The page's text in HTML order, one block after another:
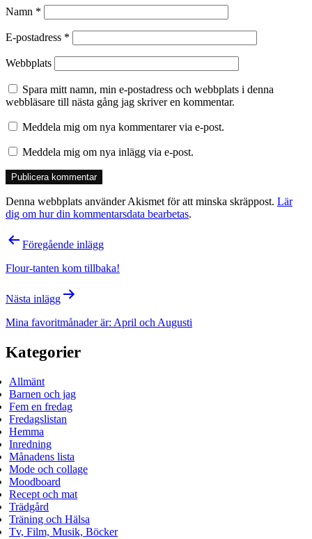
Namn *
E-postadress *
Webbplats
Spara mitt namn, min e-postadress och webbplats i denna
webbläsare till nästa gång jag skriver en kommentar.
Meddela mig om nya kommentarer via e-post.
Meddela mig om nya inlägg via e-post.
Denna webbplats använder Akismet för att minska skräppost. Lär
dig om hur din kommentarsdata bearbetas.
Inläggsnavigering
Föregående inlägg
Flour-tanten kom tillbaka!
Nästa inlägg
Mina favoritmånader är: April och Augusti
Kategorier
Allmänt
Barnen och jag
Fem en fredag
Fredagslistan
Hemma
Inredning
Månadens lista
Mode och collage
Moodboard
Recept och mat
Trädgård
Träning och Hälsa
Tv, Film, Musik, Böcker